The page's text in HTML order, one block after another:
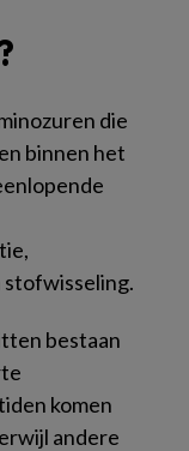
die
binnen het
bestaan
komen
andere